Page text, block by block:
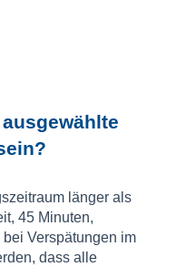
länger als
45 Minuten,
Verspätungen im
dass alle